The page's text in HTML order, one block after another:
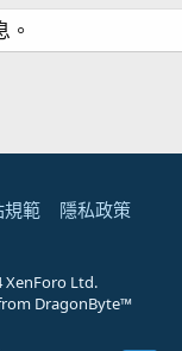
規範
隱私政策
XenForo Ltd.
DragonByte™